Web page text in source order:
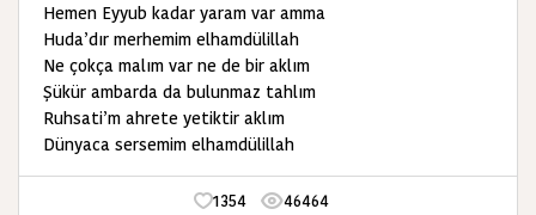
Hemen Eyyub kadar yaram var amma
Huda’dır merhemim elhamdülillah
Ne çokça malım var ne de bir aklım
Şükür ambarda da bulunmaz tahlım
Ruhsati’m ahrete yetiktir aklım
Dünyaca sersemim elhamdülillah
1354 46464